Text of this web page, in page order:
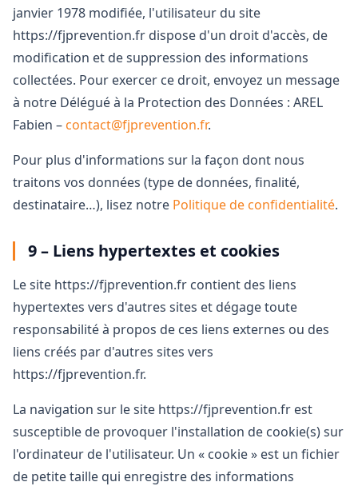
janvier 1978 modifiée, l'utilisateur du site
https://fjprevention.fr dispose d'un droit d'accès, de
modification et de suppression des informations
collectées. Pour exercer ce droit, envoyez un message
à notre Délégué à la Protection des Données : AREL
Fabien – contact@fjprevention.fr.
Pour plus d'informations sur la façon dont nous
traitons vos données (type de données, finalité,
destinataire…), lisez notre Politique de confidentialité.
9 – Liens hypertextes et cookies
Le site https://fjprevention.fr contient des liens
hypertextes vers d'autres sites et dégage toute
responsabilité à propos de ces liens externes ou des
liens créés par d'autres sites vers
https://fjprevention.fr.
La navigation sur le site https://fjprevention.fr est
susceptible de provoquer l'installation de cookie(s) sur
l'ordinateur de l'utilisateur. Un « cookie » est un fichier
de petite taille qui enregistre des informations